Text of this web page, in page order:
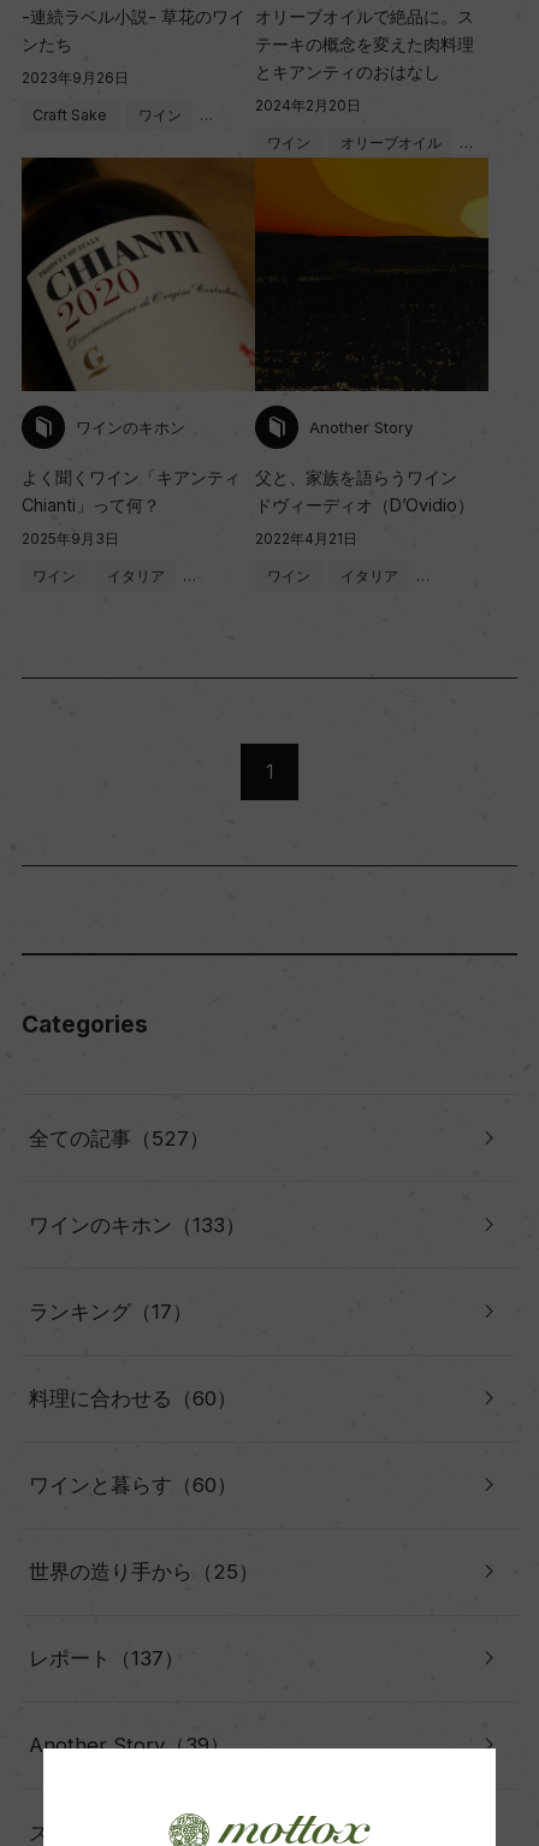
-連続ラベル小説- 草花のワイ
ンたち
2023年9月26日
Craft Sake ワイン …
オリーブオイルで絶品に。ス
テーキの概念を変えた肉料理
とキアンティのおはなし
2024年2月20日
ワイン オリーブオイル …
ワインのキホン
よく聞くワイン「キアンティ
Chianti」って何？
2025年9月3日
ワイン イタリア …
Another Story
父と、家族を語らうワイン
ドヴィーディオ（D’Ovidio）
2022年4月21日
ワイン イタリア …
Categories
全ての記事（527）
ワインのキホン（133）
ランキング（17）
料理に合わせる（60）
ワインと暮らす（60）
世界の造り手から（25）
レポート（137）
Another Story（39）
スタッフのつぶやき（56）
1